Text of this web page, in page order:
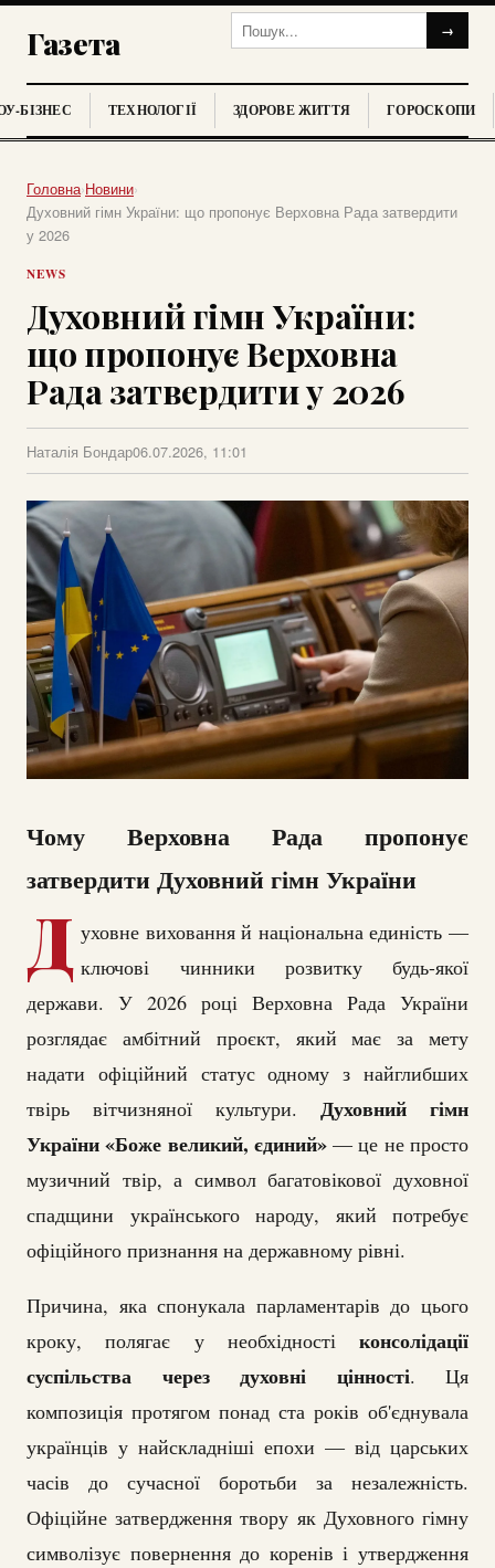
Газета →
БІЗНЕС ТЕХНОЛОГІЇ ЗДОРОВЕ ЖИТТЯ ГОРОСКОПИ
Головна›Новини›
Духовний гімн України: що пропонує Верховна Рада затвердити
у 2026
NEWS
Духовний гімн України:
що пропонує Верховна
Рада затвердити у 2026
Наталія Бондар06.07.2026, 11:01
Чому Верховна Рада пропонує
затвердити Духовний гімн України
Д уховне виховання й національна единість —
ключові чинники розвитку будь-якої
держави. У 2026 році Верховна Рада України
розглядає амбітний проєкт, який має за мету
надати офіційний статус одному з найглибших
твірь вітчизняної культури. Духовний гімн
України «Боже великий, єдиний»— це не просто
музичний твір, а символ багатовікової духовної
спадщини українського народу, який потребує
офіційного признання на державному рівні.
Причина, яка спонукала парламентарів до цього
кроку, полягає у необхідності консолідації
суспільства через духовні цінності. Ця
композиція протягом понад ста років об'єднувала
українців у найскладніші епохи — від царських
часів до сучасної боротьби за незалежність.
Офіційне затвердження твору як Духовного гімну
символізує повернення до коренів і утвердження